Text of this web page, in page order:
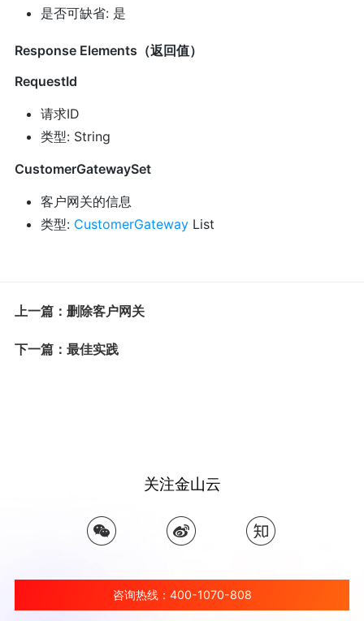
是否可缺省: 是
Response Elements（返回值）
RequestId
请求ID
类型: String
CustomerGatewaySet
客户网关的信息
类型: CustomerGatewayList
上一篇：删除客户网关
下一篇：最佳实践
关注金山云
咨询热线：400-1070-808